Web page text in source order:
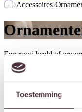
Toestemming
Accessoires
Een mooi beeld of
Leuk op een plank,
zetten. Er is veel mogelijk!
MerkKleurBreedte (cm)